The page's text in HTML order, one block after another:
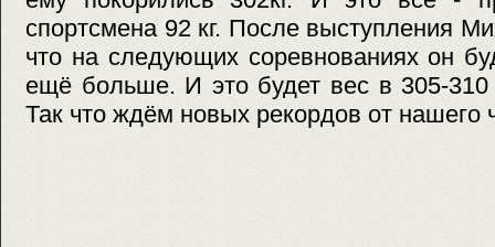
спортсмена 92 кг. После выступления
что на следующих соревнованиях он
ещё больше. И это будет вес в 305-
Так что ждём новых рекордов от нашего